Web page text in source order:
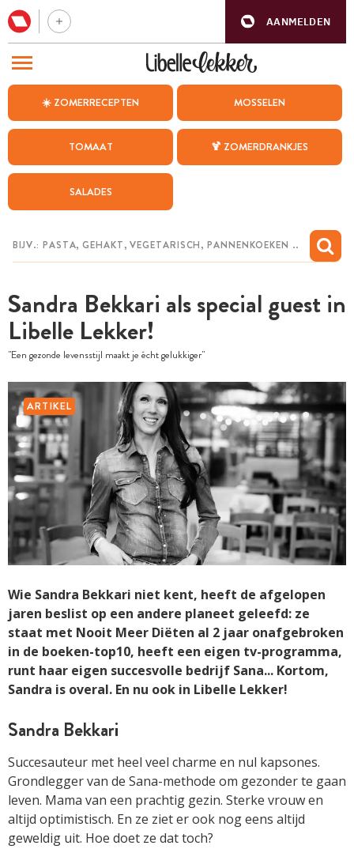
AANMELDEN
☀️ ZOMERRECEPTEN MOSSELEN
TOMAAT 🍹 ZOMERDRANKJES
SALADES
Sandra Bekkari als special guest in
Libelle Lekker!
"Een gezonde levensstijl maakt je écht gelukkiger"
ARTIKEL
Wie Sandra Bekkari niet kent, heeft de afgelopen
jaren beslist op een andere planeet geleefd: ze
staat met Nooit Meer Diëten al 2 jaar onafgebroken
in de boeken-top10, heeft een eigen tv-programma,
runt haar eigen succesvolle bedrijf Sana... Kortom,
Sandra is overal. En nu ook in Libelle Lekker!
Sandra Bekkari
Succesauteur met heel veel charme en nul kapsones.
Grondlegger van de Sana-methode om gezonder te gaan
leven. Mama van een prachtig gezin. Sterke vrouw en
altijd optimistisch. En ze ziet er ook nog eens altijd
geweldig uit. Hoe doet ze dat toch?
BEZOEK ONZE ANDERE WEBSITES
WEEKMENU
CHAT MET MAIA
MIJN BEWAARDE RECEPTEN